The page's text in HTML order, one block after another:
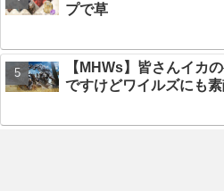
プで草
【MHWs】皆さんイカ
ですけどワイルズにも